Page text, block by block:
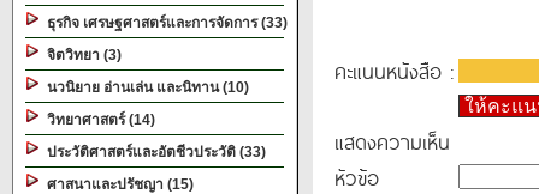
ธุรกิจ เศรษฐศาสตร์และการจัดการ (33)
จิตวิทยา (3)
นวนิยาย อ่านเล่น และนิทาน (10)
วิทยาศาสตร์ (14)
ประวัติศาสตร์และอัตชีวประวัติ (33)
ศาสนาและปรัชญา (15)
คะแนนหนังสือ :
ให้คะแ
แสดงความเห็น
หัวข้อ